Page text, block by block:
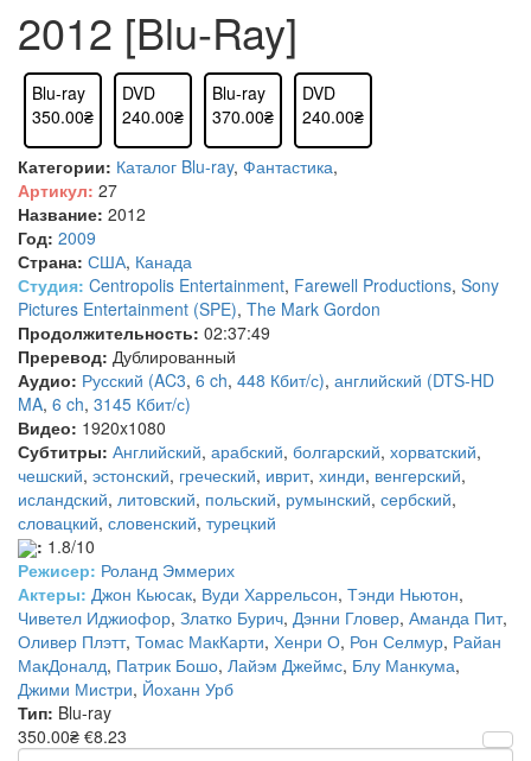
2012 [Blu-Ray]
Blu-ray
350.00₴
DVD
240.00₴
Blu-ray
370.00₴
DVD
240.00₴
Категории: Каталог Blu-ray, Фантастика,
Артикул: 27
Название: 2012
Год: 2009
Страна: США, Канада
Студия: Centropolis Entertainment, Farewell Productions, Sony
Pictures Entertainment (SPE), The Mark Gordon
Продолжительность: 02:37:49
Преревод: Дублированный
Аудио: Русский (AC3, 6 ch, 448 Кбит/с), английский (DTS-HD
MA, 6 ch, 3145 Кбит/с)
Видео: 1920x1080
Субтитры: Английский, арабский, болгарский, хорватский,
чешский, эстонский, греческий, иврит, хинди, венгерский,
исландский, литовский, польский, румынский, сербский,
словацкий, словенский, турецкий
: 1.8/10
Режисер: Роланд Эммерих
Актеры: Джон Кьюсак, Вуди Харрельсон, Тэнди Ньютон,
Чиветел Иджиофор, Златко Бурич, Дэнни Гловер, Аманда Пит,
Оливер Плэтт, Томас МакКарти, Хенри О, Рон Селмур, Райан
МакДоналд, Патрик Бошо, Лайэм Джеймс, Блу Манкума,
Джими Мистри, Йоханн Урб
Тип: Blu-ray
350.00₴ €8.23